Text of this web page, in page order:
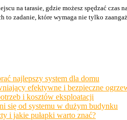
na tarasie, gdzie możesz spędzać czas
to zadanie, które wymaga nie tylko
najlepszy system dla domu
efektywne i bezpieczne
i kosztów eksploatacji
się od systemu w dużym budynku
i jakie pułapki warto znać?